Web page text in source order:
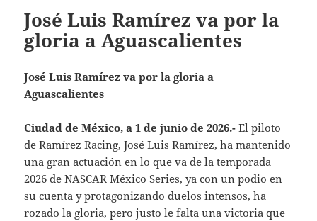
José Luis Ramírez va por la
gloria a Aguascalientes
José Luis Ramírez va por la gloria a
Aguascalientes
Ciudad de México, a 1 de junio de 2026.- El piloto
de Ramírez Racing, José Luis Ramírez, ha mantenido
una gran actuación en lo que va de la temporada
2026 de NASCAR México Series, ya con un podio en
su cuenta y protagonizando duelos intensos, ha
rozado la gloria, pero justo le falta una victoria que